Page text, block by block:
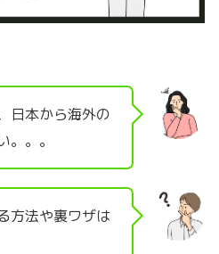
日本から海外の
。。
方法や裏ワザは